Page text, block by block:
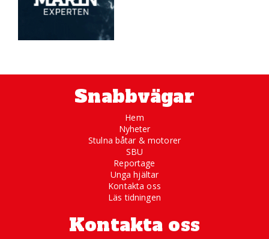
Snabbvägar
Hem
Nyheter
Stulna båtar & motorer
SBU
Reportage
Unga hjältar
Kontakta oss
Läs tidningen
Kontakta oss